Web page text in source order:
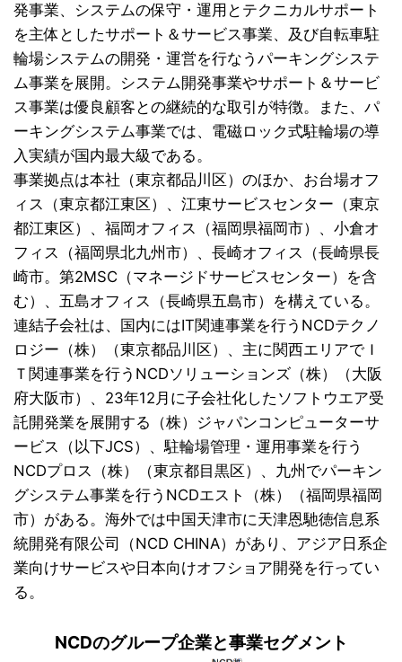
発事業、システムの保守・運用とテクニカルサポート
を主体としたサポート＆サービス事業、及び自転車駐
輪場システムの開発・運営を行なうパーキングシステ
ム事業を展開。システム開発事業やサポート＆サービ
ス事業は優良顧客との継続的な取引が特徴。また、パ
ーキングシステム事業では、電磁ロック式駐輪場の導
入実績が国内最大級である。
事業拠点は本社（東京都品川区）のほか、お台場オフ
ィス（東京都江東区）、江東サービスセンター（東京
都江東区）、福岡オフィス（福岡県福岡市）、小倉オ
フィス（福岡県北九州市）、長崎オフィス（長崎県長
崎市。第2MSC（マネージドサービスセンター）を含
む）、五島オフィス（長崎県五島市）を構えている。
連結子会社は、国内にはIT関連事業を行うNCDテクノ
ロジー（株）（東京都品川区）、主に関西エリアでＩ
Ｔ関連事業を行うNCDソリューションズ（株）（大阪
府大阪市）、23年12月に子会社化したソフトウエア受
託開発業を展開する（株）ジャパンコンピューターサ
ービス（以下JCS）、駐輪場管理・運用事業を行う
NCDプロス（株）（東京都目黒区）、九州でパーキン
グシステム事業を行うNCDエスト（株）（福岡県福岡
市）がある。海外では中国天津市に天津恩馳徳信息系
統開発有限公司（NCD CHINA）があり、アジア日系企
業向けサービスや日本向けオフショア開発を行ってい
る。
NCDのグループ企業と事業セグメント